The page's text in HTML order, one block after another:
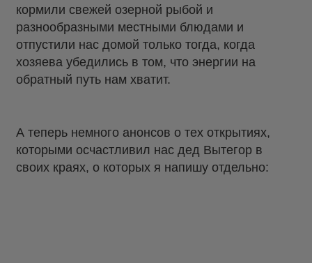
кормили свежей озерной рыбой и
разнообразными местными блюдами и
отпустили нас домой только тогда, когда
хозяева убедились в том, что энергии на
обратный путь нам хватит.
А теперь немного анонсов о тех открытиях,
которыми осчастливил нас дед Вытегор в
своих краях, о которых я напишу отдельно: